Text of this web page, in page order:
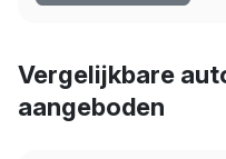
Vergelijkbare
aangeboden